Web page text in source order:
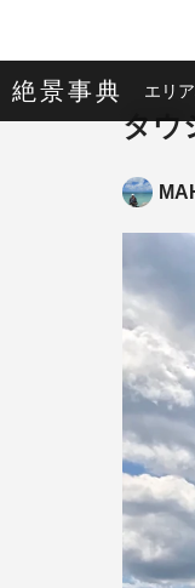
絶景事典 エリア
タウ